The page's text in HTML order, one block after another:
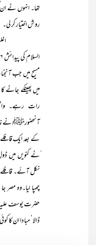
تھا۔ انہوں نے
روش اختیار کر لی۔
اغلب
مسیح میں جب
میں پھینکے جانے
رات رہے۔
آنحضورﷺ نے غارِ
کے بعد ایک
ّنے کنویں میں
نکل آئے۔ قافلے
چھپا لیا۔وہ مصر
حضرت یوسف علیہ
ڈالا‘ مبادا ان کا کوئی